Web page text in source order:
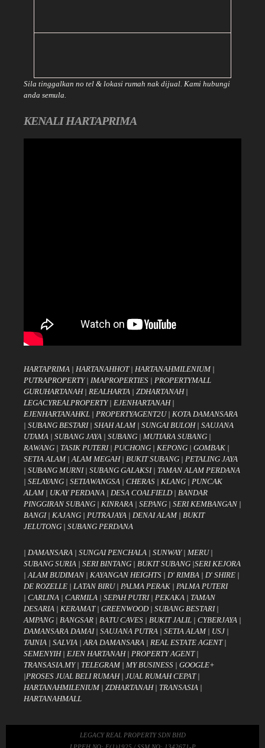
Sila tinggalkan no tel & lokasi rumah nak dijual. Kami hubungi
anda semula.
KENALI HARTAPRIMA
HARTAPRIMA | HARTANAHHOT| HARTANAHMILENIUM|
PUTRAPROPERTY| IMAPROPERTIES | PROPERTYMALL
GURUHARTANAH| REALHARTA | ZDHARTANAH|
LEGACYREALPROPERTY| EJENHARTANAH|
EJENHARTANAHKL | PROPERTYAGENT2U| KOTA DAMANSARA
| SUBANG BESTARI| SHAH ALAM| SUNGAI BULOH| SAUJANA
UTAMA | SUBANG JAYA | SUBANG | MUTIARA SUBANG |
RAWANG | TASIK PUTERI| PUCHONG | KEPONG | GOMBAK |
SETIA ALAM| ALAM MEGAH| BUKIT SUBANG | PETALING JAYA
| SUBANG MURNI| SUBANG GALAKSI| TAMAN ALAM PERDANA
| SELAYANG | SETIAWANGSA | CHERAS | KLANG | PUNCAK
ALAM| UKAY PERDANA | DESA COALFIELD| BANDAR
PINGGIRAN SUBANG | KINRARA | SEPANG | SERI KEMBANGAN |
BANGI| KAJANG | PUTRAJAYA | DENAI ALAM| BUKIT
JELUTONG | SUBANG PERDANA
| DAMANSARA | SUNGAI PENCHALA | SUNWAY| MERU|
SUBANG SURIA | SERI BINTANG | BUKIT SUBANG |SERI KEJORA
| ALAM BUDIMAN | KAYANGAN HEIGHTS | D' RIMBA | D' SHIRE |
DE ROZELLE | LATAN BIRU| PALMA PERAK | PALMA PUTERI
| CARLINA | CARMILA | SEPAH PUTRI| PEKAKA | TAMAN
DESARIA | KERAMAT| GREENWOOD| SUBANG BESTARI|
AMPANG | BANGSAR | BATU CAVES | BUKIT JALIL | CYBERJAYA |
DAMANSARA DAMAI| SAUJANA PUTRA | SETIA ALAM| USJ |
TAINIA | SALVIA | ARA DAMANSARA | REAL ESTATE AGENT |
SEMENYIH| EJEN HARTANAH| PROPERTY AGENT|
TRANSASIA.MY| TELEGRAM| MY BUSINESS | GOOGLE+
|PROSES JUAL BELI RUMAH| JUAL RUMAH CEPAT|
HARTANAHMILENIUM| ZDHARTANAH| TRANSASIA |
HARTANAHMALL
LEGACY REAL PROPERTY SDN BHD